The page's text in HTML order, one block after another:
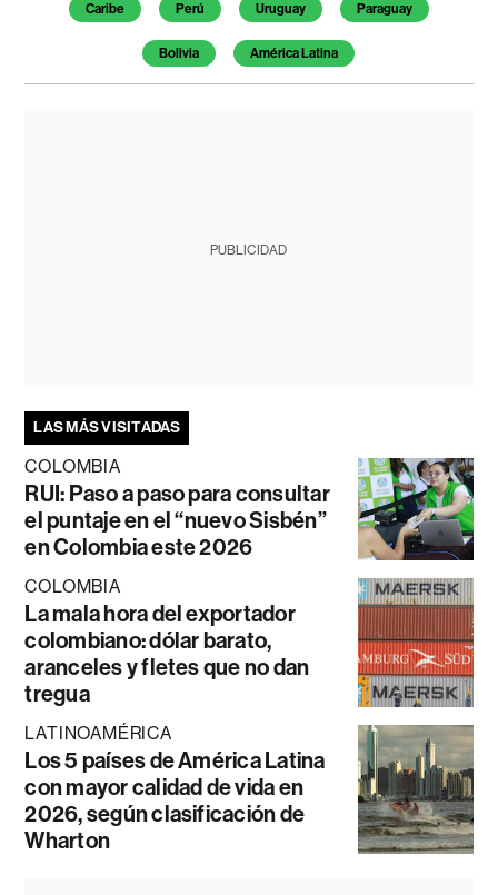
Caribe Perú Uruguay Paraguay
Bolivia América Latina
PUBLICIDAD
LAS MÁS VISITADAS
COLOMBIA
RUI: Paso a paso para consultar
el puntaje en el “nuevo Sisbén”
en Colombia este 2026
COLOMBIA
La mala hora del exportador
colombiano: dólar barato,
aranceles y fletes que no dan
tregua
LATINOAMÉRICA
Los 5 países de América Latina
con mayor calidad de vida en
2026, según clasificación de
Wharton